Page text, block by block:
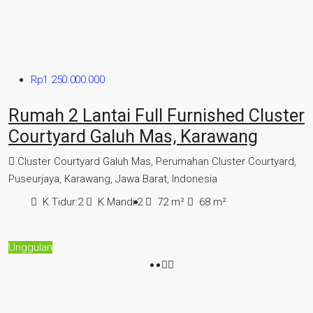
Rp1.250.000.000
Rumah 2 Lantai Full Furnished Cluster
Courtyard Galuh Mas, Karawang
Cluster Courtyard Galuh Mas, Perumahan Cluster Courtyard,
Puseurjaya, Karawang, Jawa Barat, Indonesia
K.Tidur:2 K.Mandi:2 72m² 68 m²
Unggulan